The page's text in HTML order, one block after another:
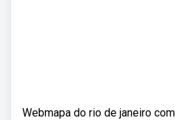
Webmapa do rio de janeiro